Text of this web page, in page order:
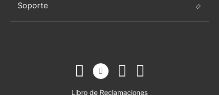
Soporte
Libro de Reclamaciones